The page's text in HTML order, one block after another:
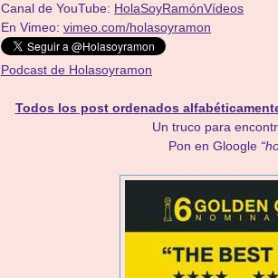
Canal de YouTube: HolaSoyRamónVídeos
En Vimeo: vimeo.com/holasoyramon
Podcast de Holasoyramon
Todos los post ordenados
Un truco para
Pon en Gloogle